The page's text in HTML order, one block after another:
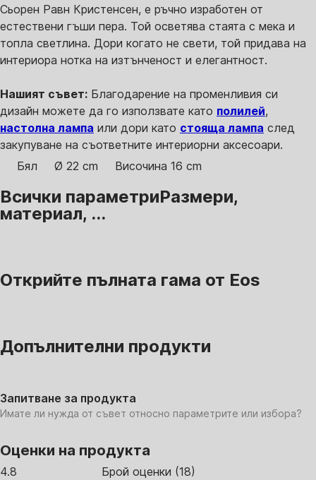
Сьорен Равн Кристенсен, е ръчно изработен от
естествени гъши пера. Той осветява стаята с мека и
топла светлина. Дори когато не свети, той придава на
интериора нотка на изтънченост и елегантност.
Нашият съвет: Благодарение на променливия си
дизайн можете да го използвате като полилей,
настолна лампа или дори като стояща лампа след
закупуване на съответните интериорни аксесоари.
Бял
Ø 22 cm Височина 16 cm
Всички параметриРазмери,
материал, ...
Открийте пълната гама от Eos
Допълнителни продукти
Запитване за продукта
Имате ли нужда от съвет относно параметрите или избора?
Оценки на продукта
4.8 Брой оценки (18)